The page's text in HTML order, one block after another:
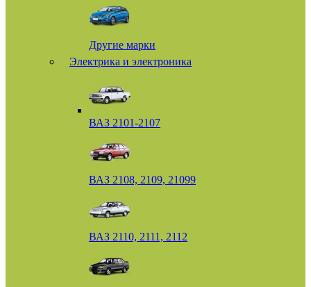
Другие марки
Электрика и электроника
ВАЗ 2101-2107
ВАЗ 2108, 2109, 21099
ВАЗ 2110, 2111, 2112